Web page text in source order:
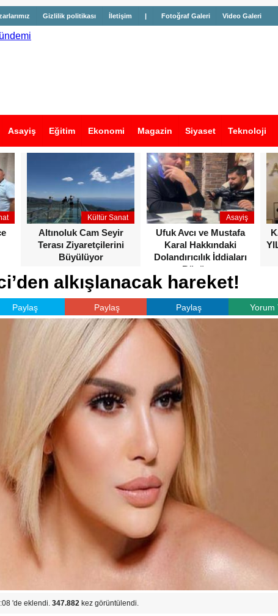
Gizlilik politikası İletişim | Fotoğraf Galeri Video Galeri
Asayiş Eğitim Ekonomi Magazin Siyaset Teknoloji
Kültür Sanat
Altınoluk Cam Seyir
Terası Ziyaretçilerini
Büyülüyor
Asayiş
Ufuk Avcı ve Mustafa
Karal Hakkındaki
Dolandırıcılık İddiaları
Büyüyor
alkışlanacak hareket!
Paylaş Paylaş Paylaş Yorum
'de eklendi. 347.882 kez görüntülendi.